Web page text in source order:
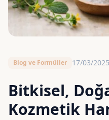
Blog ve Formüller 17/03/2025
Bitkisel,
Kozmetik